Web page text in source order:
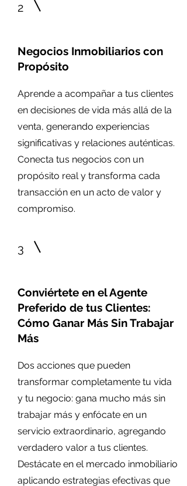
2
Negocios Inmobiliarios con
Propósito
Aprende a acompañar a tus clientes
en decisiones de vida más allá de la
venta, generando experiencias
significativas y relaciones auténticas.
Conecta tus negocios con un
propósito real y transforma cada
transacción en un acto de valor y
compromiso.
3
Conviértete en el Agente
Preferido de tus Clientes:
Cómo Ganar Más Sin Trabajar
Más
Dos acciones que pueden
transformar completamente tu vida
y tu negocio: gana mucho más sin
trabajar más y enfócate en un
servicio extraordinario, agregando
verdadero valor a tus clientes.
Destácate en el mercado inmobiliario
aplicando estrategias efectivas que